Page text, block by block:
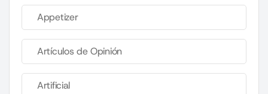
Appetizer
Artículos de Opinión
Artificial